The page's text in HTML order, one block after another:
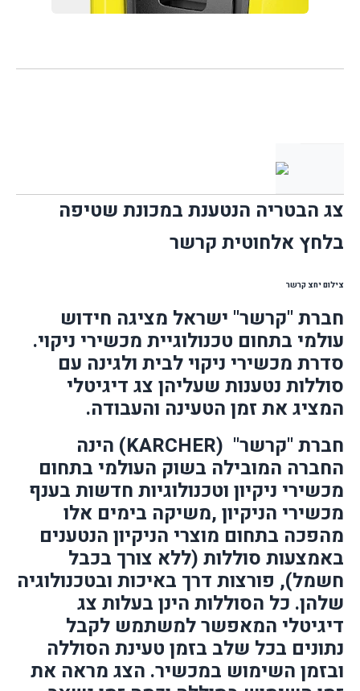
צג הבטריה הנטענת במכונת שטיפה
בלחץ אלחוטית קרשר
צילום יחצ קרשר
חברת "קרשר" ישראל מציגה חידוש
עולמי בתחום טכנולוגיית מכשירי ניקוי.
סדרת מכשירי ניקוי לבית ולגינה עם
סוללות נטענות שעליהן צג דיגיטלי
המציג את זמן הטעינה והעבודה.
חברת "קרשר" (KARCHER) הינה
החברה המובילה בשוק העולמי בתחום
מכשירי ניקיון וטכנולוגיות חדשות בענף
מכשירי הניקיון ,משיקה בימים אלו
מהפכה בתחום מוצרי הניקיון הנטענים
באמצעות סוללות (ללא צורך בכבל
חשמל), פורצות דרך באיכות ובטכנולוגיה
שלהן. כל הסוללות הינן בעלות צג
דיגיטלי המאפשר למשתמש לקבל
נתונים בכל שלב בזמן טעינת הסוללה
ובזמן השימוש במכשיר. הצג מראה את